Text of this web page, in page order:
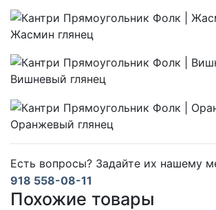
Жасмин глянец
Вишневый глянец
Оранжевый глянец
Есть вопросы? Задайте их нашему
918 558-08-11
Похожие товары